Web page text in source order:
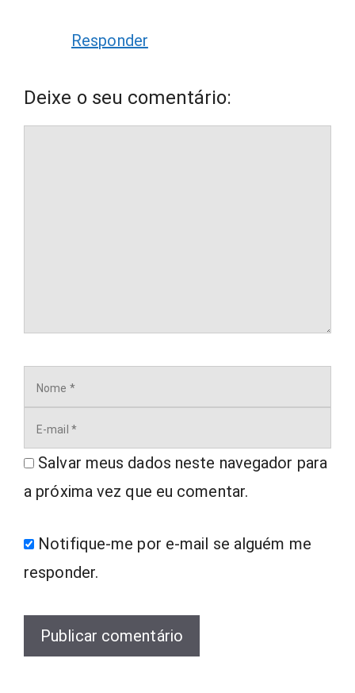
Responder
Deixe o seu comentário:
Nome
E-
mail
Salvar meus dados neste navegador para
a próxima vez que eu comentar.
Notifique-me por e-mail se alguém me
responder.